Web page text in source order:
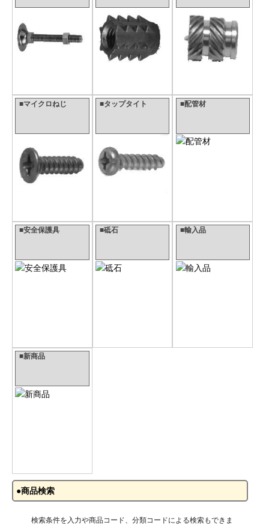
■マイクロねじ ■タップタイト ■配管材
■安全保護具 ■砥石 ■輸入品
■新商品
●商品検索
検索条件を入力や商品コード、分類コードによる検索もできま